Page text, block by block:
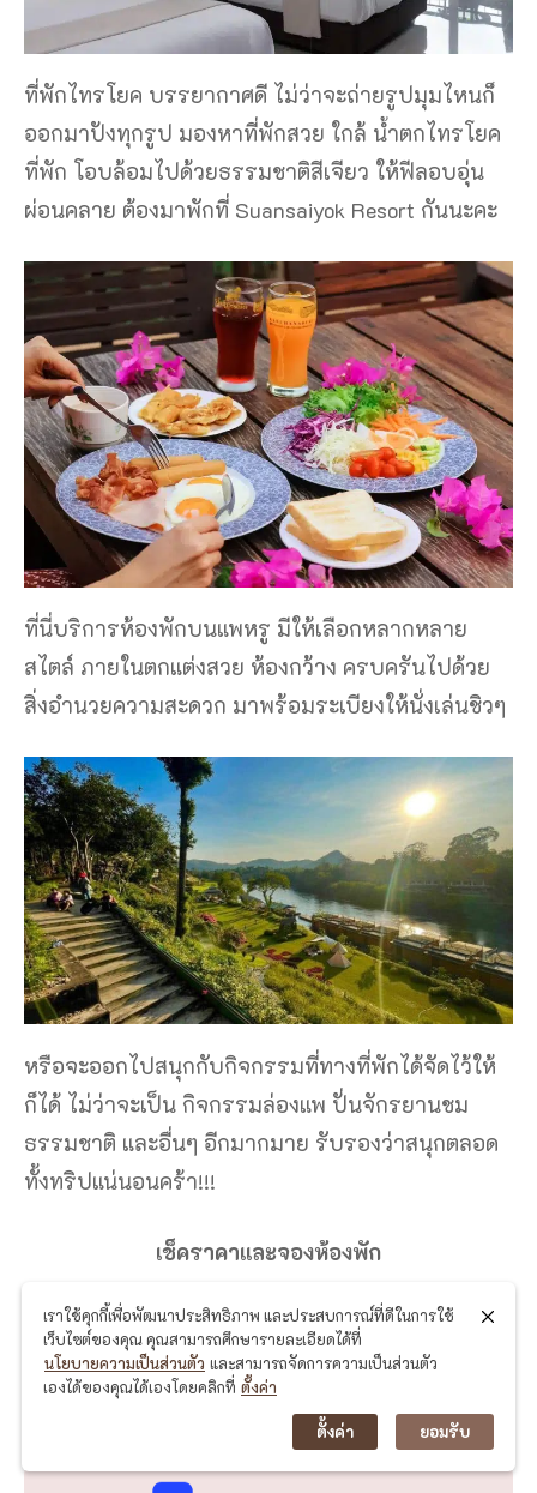
ที่พักไทรโยค บรรยากาศดี ไม่ว่าจะถ่ายรูปมุมไหนก็
ออกมาปังทุกรูป มองหาที่พักสวย ใกล้ น้ำตกไทรโยค
ที่พัก โอบล้อมไปด้วยธรรมชาติสีเจียว ให้ฟีลอบอุ่น
ผ่อนคลาย ต้องมาพักที่ Suansaiyok Resort กันนะคะ
ที่นี่บริการห้องพักบนแพหรู มีให้เลือกหลากหลาย
สไตล์ ภายในตกแต่งสวย ห้องกว้าง ครบครันไปด้วย
สิ่งอำนวยความสะดวก มาพร้อมระเบียงให้นั่งเล่นชิวๆ
หรือจะออกไปสนุกกับกิจกรรมที่ทางที่พักได้จัดไว้ให้
ก็ได้ ไม่ว่าจะเป็น กิจกรรมล่องแพ ปั่นจักรยานชม
ธรรมชาติ และอื่นๆ อีกมากมาย รับรองว่าสนุกตลอด
ทั้งทริปแน่นอนคร้า!!!
เช็คราคาและจองห้องพัก
Agoda Thailand
Booking Thailand
เราใช้คุกกี้เพื่อพัฒนาประสิทธิภาพ และประสบการณ์ที่ดีในการใช้
เว็บไซต์ของคุณ คุณสามารถศึกษารายละเอียดได้ที่
นโยบายความเป็นส่วนตัว และสามารถจัดการความเป็นส่วนตัว
เองได้ของคุณได้เองโดยคลิกที่ ตั้งค่า
ตั้งค่า ยอมรับ